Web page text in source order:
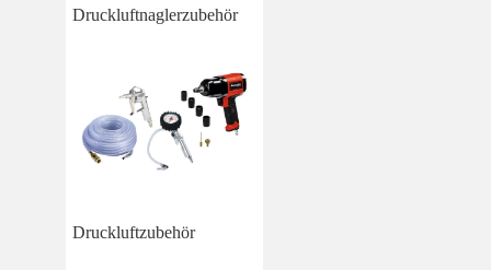
Druckluftnaglerzubehör
Druckluftzubehör